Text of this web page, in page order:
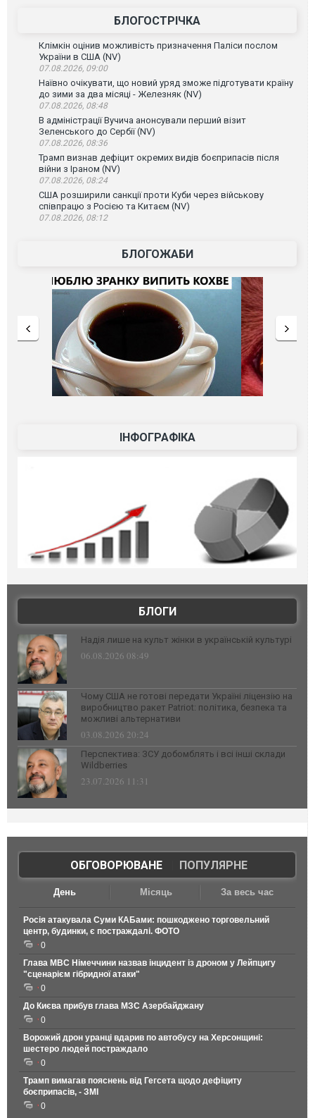
БЛОГОСТРІЧКА
Клімкін оцінив можливість призначення Паліси послом
України в США (NV)
07.08.2026, 09:00
Наївно очікувати, що новий уряд зможе підготувати країну
до зими за два місяці - Железняк (NV)
07.08.2026, 08:48
В адміністрації Вучича анонсували перший візит
Зеленського до Сербії (NV)
07.08.2026, 08:36
Трамп визнав дефіцит окремих видів боєприпасів після
війни з Іраном (NV)
07.08.2026, 08:24
США розширили санкції проти Куби через військову
співпрацю з Росією та Китаєм (NV)
07.08.2026, 08:12
БЛОГОЖАБИ
ІНФОГРАФІКА
БЛОГИ
Надія лише на культ жінки в українській культурі
06.08.2026 08:49
Чому США не готові передати Україні ліцензію на
виробництво ракет Patriot: політика, безпека та
можливі альтернативи
03.08.2026 20:24
Перспектива: ЗСУ добомблять і всі інші склади
Wildberries
23.07.2026 11:31
ОБГОВОРЮВАНЕ| ПОПУЛЯРНЕ
День Місяць За весь час
Росія атакувала Суми КАБами: пошкоджено торговельний
центр, будинки, є постраждалі. ФОТО
0
Глава МВС Німеччини назвав інцидент із дроном у Лейпцигу
"сценарієм гібридної атаки"
0
До Києва прибув глава МЗС Азербайджану
0
Ворожий дрон уранці вдарив по автобусу на Херсонщині:
шестеро людей постраждало
0
Трамп вимагав пояснень від Гегсета щодо дефіциту
боєприпасів, - ЗМІ
0